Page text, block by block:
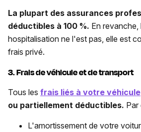
La plupart des assurances
déductibles à 100 %. En
hospitalisation ne l'est pas, elle est
frais privé.
3. Frais de véhicule et de transport
Tous les frais liés à votre véhicule
ou partiellement déductibles. Par
L'amortissement de votre